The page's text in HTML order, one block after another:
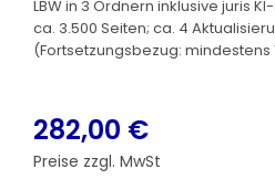
LBW in 3 Ordnern inklusive juris
ca. 3.500 Seiten; ca. 4
(Fortsetzungsbezug: mindestens
282,00 €
Preise zzgl. MwSt